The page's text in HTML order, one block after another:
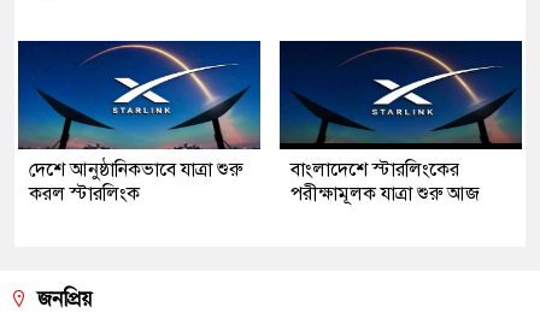
দেশে আনুষ্ঠানিকভাবে যাত্রা শুরু
করল স্টারলিংক
বাংলাদেশে স্টারলিংকের
পরীক্ষামূলক যাত্রা শুরু আজ
জনপ্রিয়